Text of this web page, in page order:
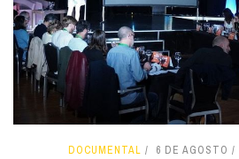
DOCUMENTAL 6 DE AGOSTO